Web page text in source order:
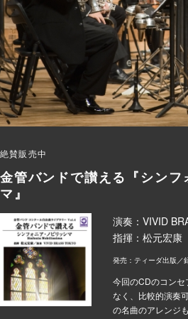
絶賛販売中
金管バンドで讃える『シン
マ』
演奏：VIVID
指揮：松元宏康
発売：ティーダ出版／
今回のCDのコンセ
なく、比較的演奏
の名曲のアレンジ